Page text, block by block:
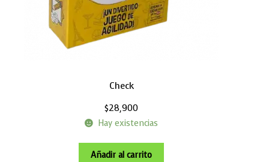
Check
$28,900
Hay existencias
Añadir al carrito